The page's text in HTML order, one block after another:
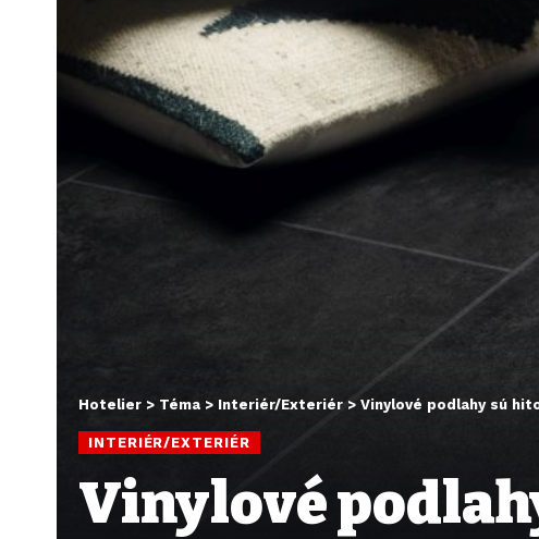
Hotelier > Téma > Interiér/Exteriér> Vinylové podlahy sú
INTERIÉR/EXTERIÉR
Vinylové